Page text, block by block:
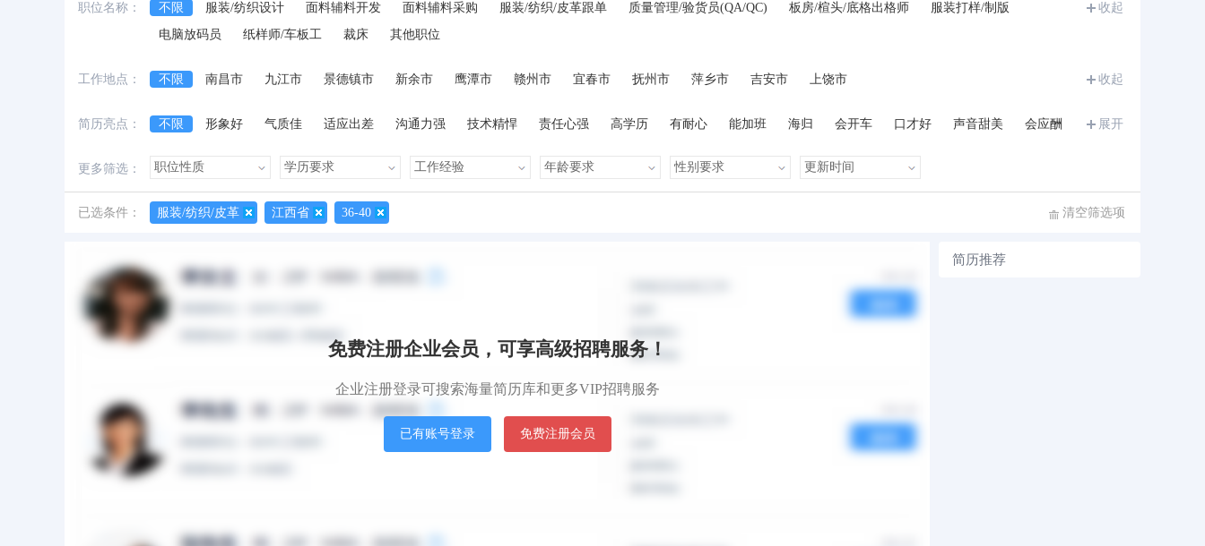
职位名称： 不限 服装/纺织设计 面料辅料开发 面料辅料采购 服装/纺织/皮革跟单 质量管理/验货员(QA/QC) 板房/楦头/底格出格师
服装打样/制版
电脑放码员
纸样师/车板工 裁床 其他职位
收起
工作地点： 不限 南昌市 九江市 景德镇市 新余市 鹰潭市 赣州市 宜春市 抚州市 萍乡市 吉安市 上饶市 收起
简历亮点： 不限 形象好 气质佳 适应出差 沟通力强 技术精悍 责任心强 高学历 有耐心 能加班 海归 会开车 口才好 声音甜美
会应酬
展开
更多筛选：
已选条件： 服装/纺织/皮革 江西省 36-40 清空筛选项
所有简历
揭女士 大专
期望职位：销售代表+客户代表+电话销售+服装/纺织/皮革跟单
目前正在找工作
06-27
免费注册企业会员，可享高级招聘服务！
企业注册登录可搜索海量简历库和更多VIP招聘服务
已有账号登录 免费注册会员
简历推荐